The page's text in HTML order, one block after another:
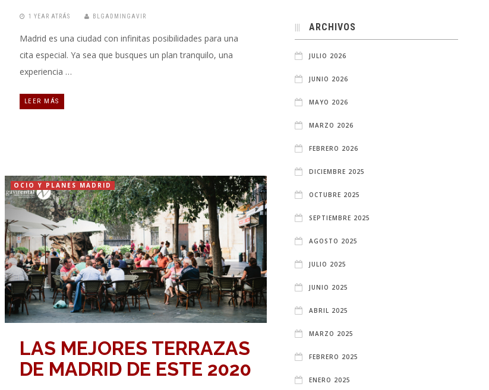
1 YEAR ATRÁS BLGADMINGAVIR
Madrid es una ciudad con infinitas posibilidades para una
cita especial. Ya sea que busques un plan tranquilo, una
experiencia …
LEER MÁS
OCIO Y PLANES MADRID
LAS MEJORES TERRAZAS
DE MADRID DE ESTE 2020
ARCHIVOS
JULIO 2026
JUNIO 2026
MAYO 2026
MARZO 2026
FEBRERO 2026
DICIEMBRE 2025
OCTUBRE 2025
SEPTIEMBRE 2025
AGOSTO 2025
JULIO 2025
JUNIO 2025
ABRIL 2025
MARZO 2025
FEBRERO 2025
ENERO 2025